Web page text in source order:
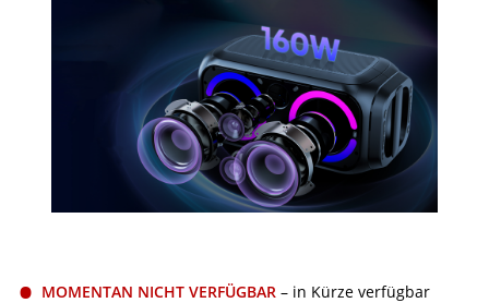
MOMENTAN NICHT VERFÜGBAR – in Kürze verfügbar